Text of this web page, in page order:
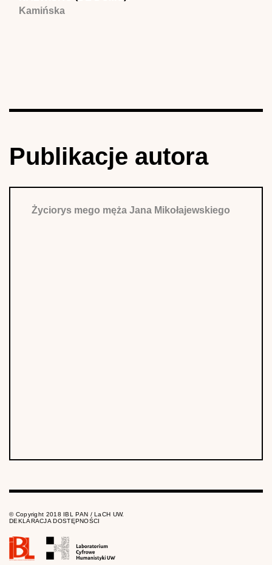
Kamińska
Publikacje autora
Życiorys mego męża Jana Mikołajewskiego
© Copyright 2018 IBL PAN / LaCH UW.
DEKLARACJA DOSTĘPNOŚCI